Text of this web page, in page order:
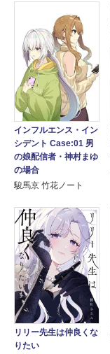
インフルエンス・イン
シデント Case:01 男
の娘配信者・神村まゆ
の場合
駿馬京 竹花ノート
リリー先生は仲良くな
りたい